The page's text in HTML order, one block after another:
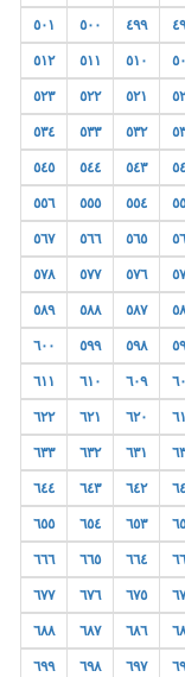
٤٩٩ ٥٠٠ ٥٠١
٥١٠ ٥١١ ٥١٢
٥٢١ ٥٢٢ ٥٢٣
٥٣٢ ٥٣٣ ٥٣٤
٥٤٣ ٥٤٤ ٥٤٥
٥٥٤ ٥٥٥ ٥٥٦
٥٦٥ ٥٦٦ ٥٦٧
٥٧٦ ٥٧٧ ٥٧٨
٥٨٧ ٥٨٨ ٥٨٩
٥٩٨ ٥٩٩ ٦٠٠
٦٠٩ ٦١٠ ٦١١
٦٢٠ ٦٢١ ٦٢٢
٦٣١ ٦٣٢ ٦٣٣
٦٤٢ ٦٤٣ ٦٤٤
٦٥٣ ٦٥٤ ٦٥٥
٦٦٤ ٦٦٥ ٦٦٦
٦٧٥ ٦٧٦ ٦٧٧
٦٨٦ ٦٨٧ ٦٨٨
٦٩٧ ٦٩٨ ٦٩٩